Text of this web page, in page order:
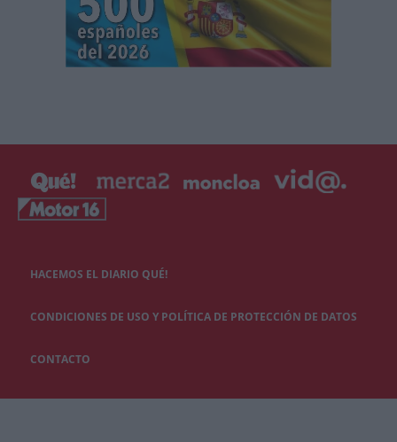
HACEMOS EL DIARIO QUÉ!
CONDICIONES DE USO Y POLÍTICA DE PROTECCIÓN DE DATOS
CONTACTO